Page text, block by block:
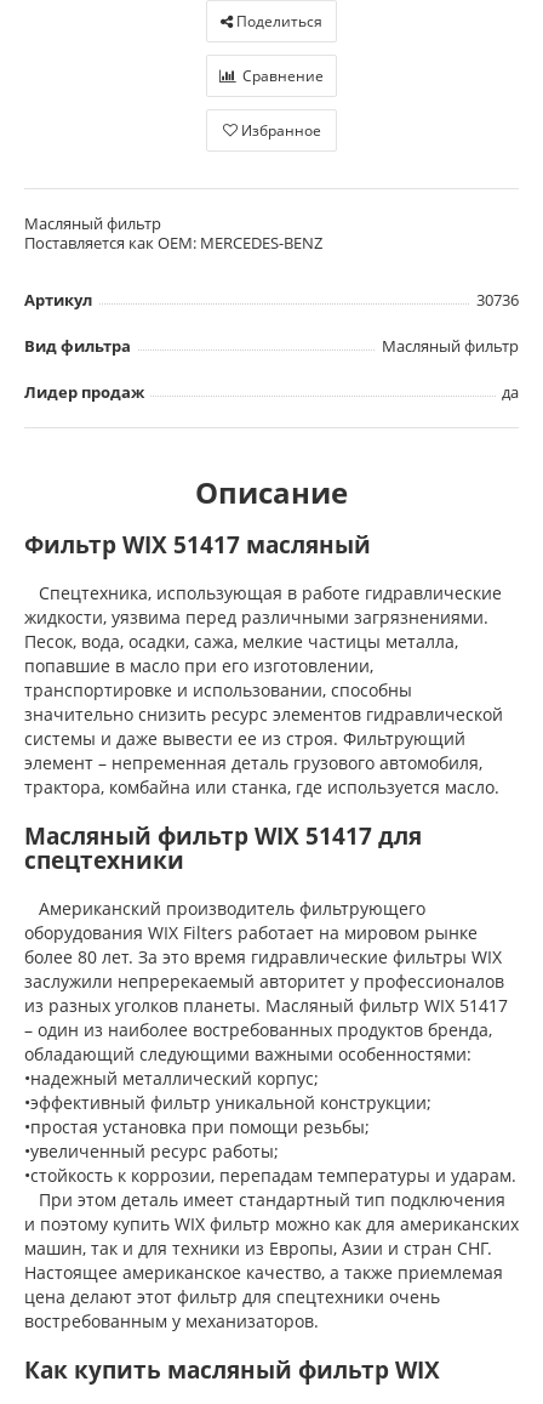
Поделиться
Сравнение
Избранное
Масляный фильтр
Поставляется как OEM: MERCEDES-BENZ
Артикул 30736
Вид фильтра Масляный фильтр
Лидер продаж да
Описание
Фильтр WIX 51417 масляный
Спецтехника, использующая в работе гидравлические
жидкости, уязвима перед различными загрязнениями.
Песок, вода, осадки, сажа, мелкие частицы металла,
попавшие в масло при его изготовлении,
транспортировке и использовании, способны
значительно снизить ресурс элементов гидравлической
системы и даже вывести ее из строя. Фильтрующий
элемент – непременная деталь грузового автомобиля,
трактора, комбайна или станка, где используется масло.
Масляный фильтр WIX 51417 для
спецтехники
Американский производитель фильтрующего
оборудования WIX Filters работает на мировом рынке
более 80 лет. За это время гидравлические фильтры WIX
заслужили непререкаемый авторитет у профессионалов
из разных уголков планеты. Масляный фильтр WIX 51417
– один из наиболее востребованных продуктов бренда,
обладающий следующими важными особенностями:
•надежный металлический корпус;
•эффективный фильтр уникальной конструкции;
•простая установка при помощи резьбы;
•увеличенный ресурс работы;
•стойкость к коррозии, перепадам температуры и ударам.
При этом деталь имеет стандартный тип подключения
и поэтому купить WIX фильтр можно как для американских
машин, так и для техники из Европы, Азии и стран СНГ.
Настоящее американское качество, а также приемлемая
цена делают этот фильтр для спецтехники очень
востребованным у механизаторов.
Как купить масляный фильтр WIX